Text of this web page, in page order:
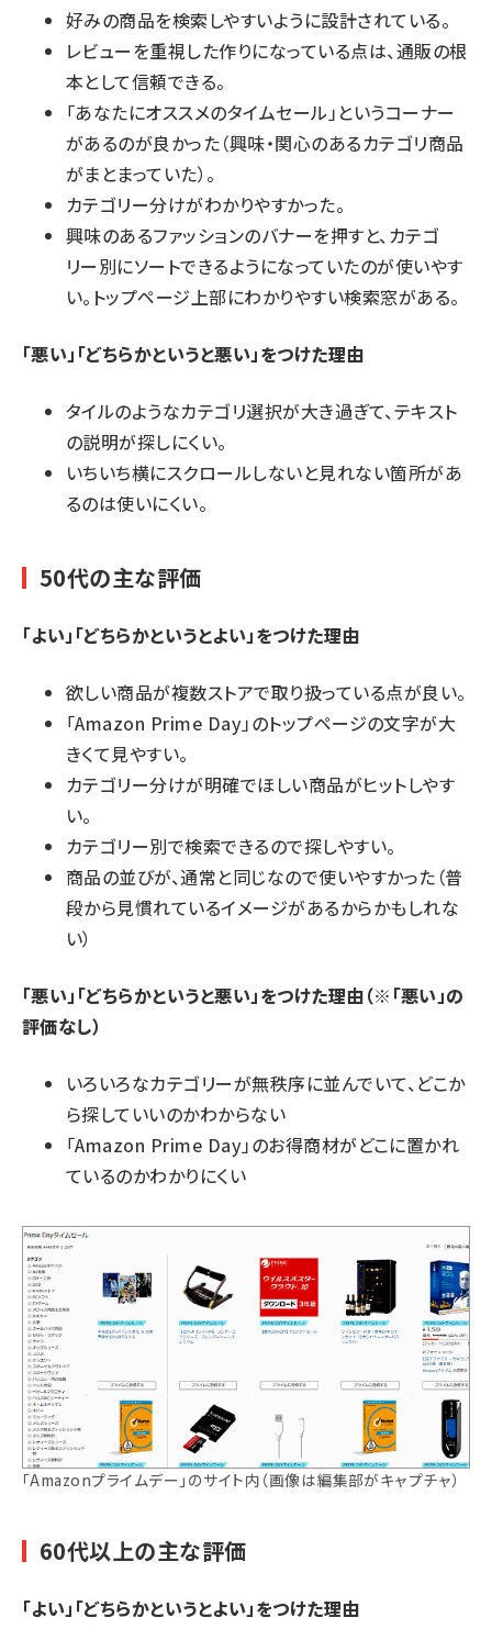
好みの商品を検索しやすいように設計されている。
レビューを重視した作りになっている点は、通販の根
本として信頼できる。
「あなたにオススメのタイムセール」というコーナー
があるのが良かった（興味・関心のあるカテゴリ商品
がまとまっていた）。
カテゴリー分けがわかりやすかった。
興味のあるファッションのバナーを押すと、カテゴ
リー別にソートできるようになっていたのが使いやす
い。トップページ上部にわかりやすい検索窓がある。
「悪い」「どちらかというと悪い」をつけた理由
タイルのようなカテゴリ選択が大き過ぎて、テキスト
の説明が探しにくい。
いちいち横にスクロールしないと見れない箇所があ
るのは使いにくい。
50代の主な評価
「よい」「どちらかというとよい」をつけた理由
欲しい商品が複数ストアで取り扱っている点が良い。
「Amazon Prime Day」のトップページの文字が大
きくて見やすい。
カテゴリー分けが明確でほしい商品がヒットしやす
い。
カテゴリー別で検索できるので探しやすい。
商品の並びが、通常と同じなので使いやすかった（普
段から見慣れているイメージがあるからかもしれな
い）
「悪い」「どちらかというと悪い」をつけた理由（※「悪い」の
評価なし）
いろいろなカテゴリーが無秩序に並んでいて、どこか
ら探していいのかわからない
「Amazon Prime Day」のお得商材がどこに置かれ
ているのかわかりにくい
「Amazonプライムデー」のサイト内（画像は編集部がキャプチャ）
60代以上の主な評価
「よい」「どちらかというとよい」をつけた理由